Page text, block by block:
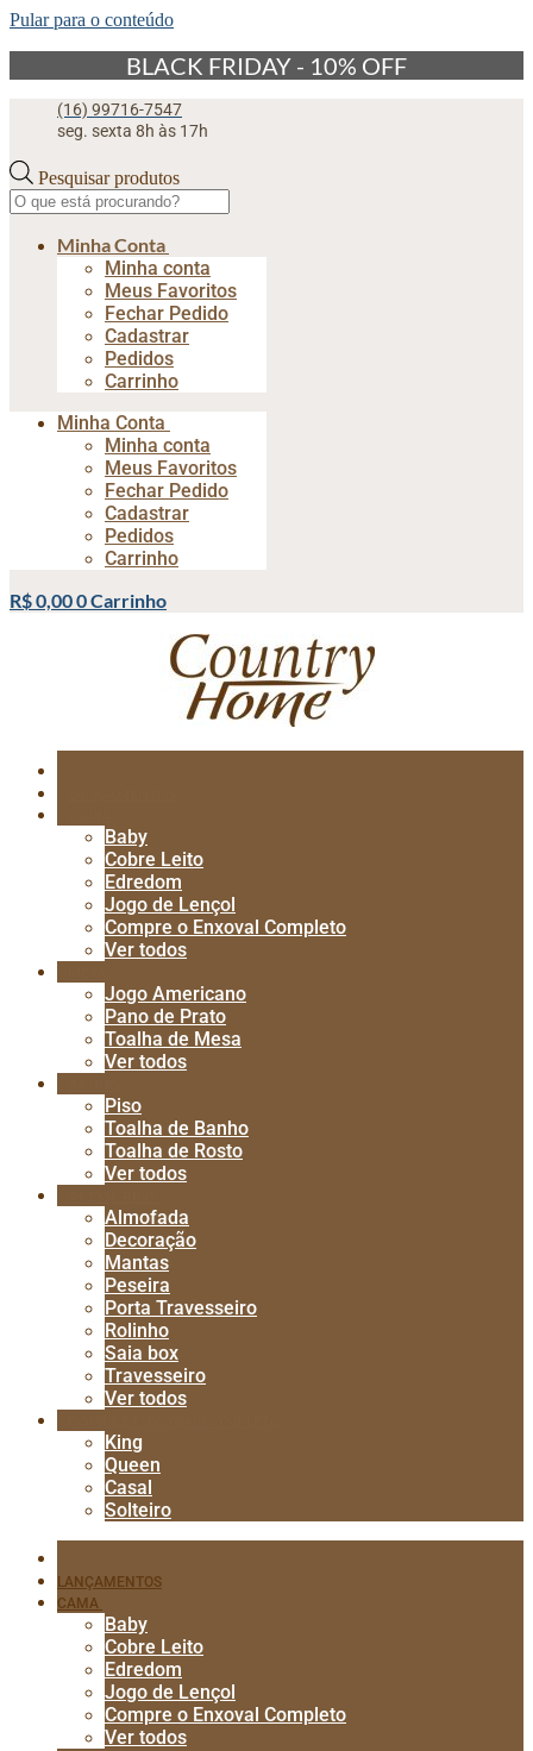
Pular para o conteúdo
BLACK FRIDAY - 10% OFF
(16) 99716-7547
seg. sexta 8h às 17h
Pesquisar produtos
Minha Conta
Minha conta
Meus Favoritos
Fechar Pedido
Cadastrar
Pedidos
Carrinho
Minha Conta
Minha conta
Meus Favoritos
Fechar Pedido
Cadastrar
Pedidos
Carrinho
R$0,000Carrinho
Baby
Cobre Leito
Edredom
Jogo de Lençol
Compre o Enxoval Completo
Ver todos
Jogo Americano
Pano de Prato
Toalha de Mesa
Ver todos
Piso
Toalha de Banho
Toalha de Rosto
Ver todos
Almofada
Decoração
Mantas
Peseira
Porta Travesseiro
Rolinho
Saia box
Travesseiro
Ver todos
King
Queen
Casal
Solteiro
LANÇAMENTOS
CAMA
Baby
Cobre Leito
Edredom
Jogo de Lençol
Compre o Enxoval Completo
Ver todos